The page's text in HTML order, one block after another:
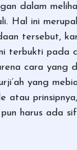
dalam
Hal ini
tersebut,
pada
cara
yang
atau
harus ada